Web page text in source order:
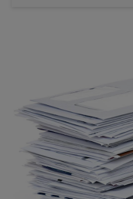
5:45 PM